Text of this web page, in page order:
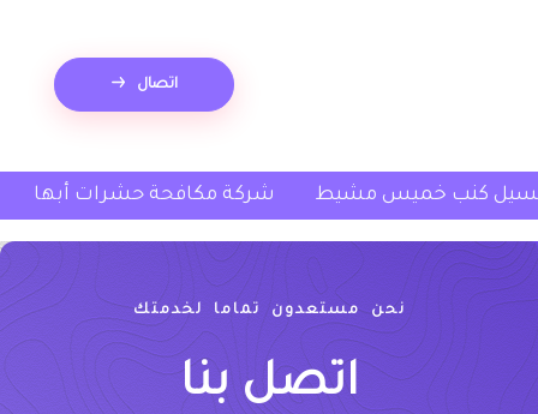
اتصال
شركة غسيل كنب خميس مشيط شركة مكافحة
نحن مستعدون تماما لخدمتك
اتصل بنا